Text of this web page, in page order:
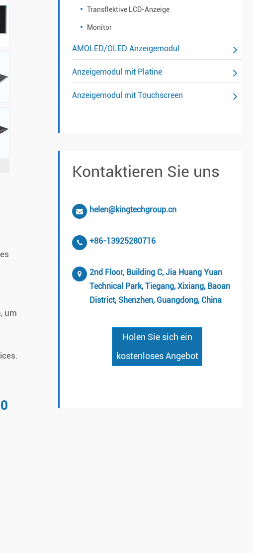
Transflektive LCD-Anzeige
Monitor
AMOLED/OLED Anzeigemodul
Anzeigemodul mit Platine
Anzeigemodul mit Touchscreen
Kontaktieren Sie uns
helen@kingtechgroup.cn
+86-13925280716
2nd Floor, Building C, Jia Huang Yuan
Technical Park, Tiegang, Xixiang, Baoan
District, Shenzhen, Guangdong, China
Holen Sie sich ein
kostenloses Angebot
um